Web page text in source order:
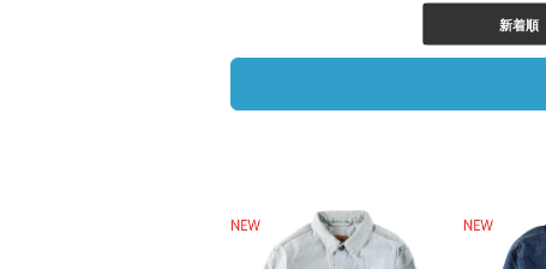
新着順